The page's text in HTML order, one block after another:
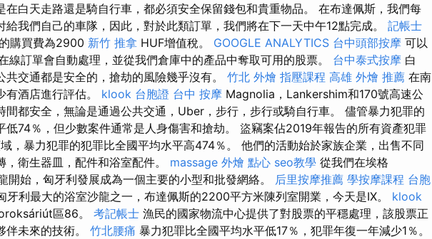
在白天走路還是騎自行車，都必須安全保留錢包和貴重物品。 在布達佩斯，我們每
給我們自己的車隊，因此，對於此類訂單，我們將在下一天中午12點完成。 記帳士
購買費為2900 新竹 推拿 HUF增值稅。 GOOGLE ANALYTICS 台中頭部按摩 可以
線訂單會自動處理，並從我們倉庫中的產品中奪取可用的股票。 台中泰式按摩 白
共交通都是安全的，搶劫的風險幾乎沒有。 竹北 外燴 指壓課程 高雄 外燴 推薦 在南
有酒店進行評估。 klook 台胞證 台中 按摩 Magnolia，Lankershim和170號高速公
間都安全，無論是通過公共交通，Uber，步行，步行或騎自行車。 儘管暴力犯罪的
低74％，但少數案件通常是人身傷害和搶劫。 盜竊案佔2019年報告的所有資產犯罪
，暴力犯罪的犯罪比全國平均水平高474％。 他們的活動始於家族企業，出售不同
，衛生器皿，配件和浴室配件。 massage 外燴 點心 seo教學 從我們在埃格
開始，匈牙利發展成為一個主要的小型和批發網絡。 后里按摩推薦 學按摩課程 台胞
牙利最大的浴室沙龍之一，布達佩斯的2200平方米陳列室開業，今天是IX。 klook
區86。 考記帳士 漁民的國家物流中心提供了對股票的平穩處理，該股票正
伴未來的技術。 竹北腰痛 暴力犯罪比全國平均水平低17％，犯罪年復一年減少1％。